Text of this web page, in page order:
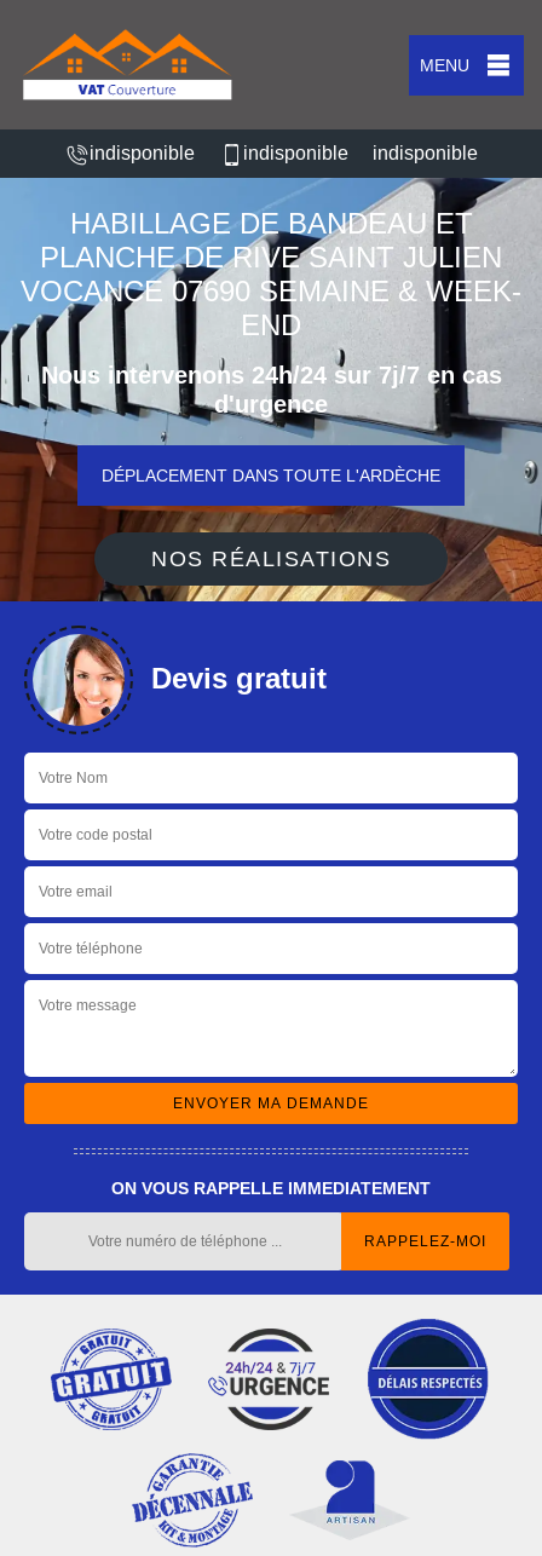
MENU
indisponible indisponible indisponible
HABILLAGE DE BANDEAU ET
PLANCHE DE RIVE SAINT JULIEN
VOCANCE 07690 SEMAINE & WEEK-
END
Nous intervenons 24h/24 sur 7j/7 en cas
d'urgence
DÉPLACEMENT DANS TOUTE L'ARDÈCHE
NOS RÉALISATIONS
Devis gratuit
ON VOUS RAPPELLE IMMEDIATEMENT